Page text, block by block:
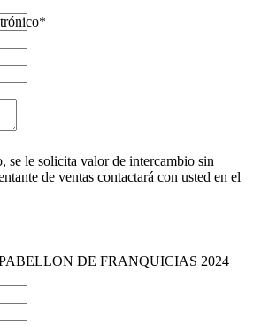
se le solicita valor de intercambio sin
de ventas contactará con usted en el
DE FRANQUICIAS 2024